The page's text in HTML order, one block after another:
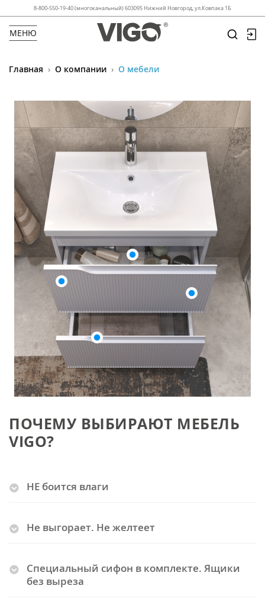
8-800-550-19-40 (многоканальный) 603095 Нижний Новгород, ул.Ковпака 1Б
МЕНЮ
Главная › О компании › О мебели
ПОЧЕМУ ВЫБИРАЮТ МЕБЕЛЬ
VIGO?
НЕ боится влаги
Не выгорает. Не желтеет
Специальный сифон в комплекте. Ящики
без выреза